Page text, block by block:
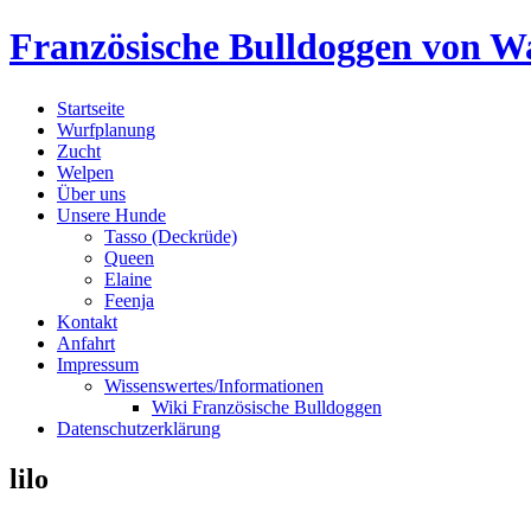
Skip
to
Französische Bulldoggen von
Startseite
Wurfplanung
Zucht
Welpen
Über uns
Unsere Hunde
Tasso (Deckrüde)
Queen
Elaine
Feenja
Kontakt
Anfahrt
Impressum
Wissenswertes/Informationen
Wiki Französische Bulldoggen
Datenschutzerklärung
lilo